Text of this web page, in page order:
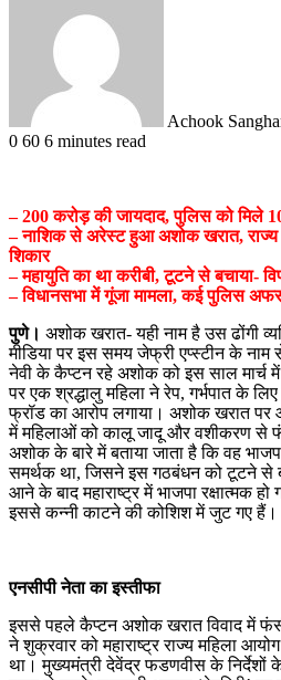
Achook
0 60 6 minutes read
– 200 करोड़ की जायदाद, पुलिस को मिले
– नाशिक से अरेस्ट हुआ अशोक खरात, राज्य
शिकार
– महायुति का था करीबी, टूटने से बचाया-
– विधानसभा में गूंजा मामला, कई पुलिस
पुणे। अशोक खरात- यही नाम है उस ढोंगी
मीडिया पर इस समय जेफ्री एप्स्टीन के नाम
नेवी के कैप्टन रहे अशोक को इस साल मार्च
पर एक श्रद्धालु महिला ने रेप, गर्भपात के
फ्रॉड का आरोप लगाया। अशोक खरात पर
में महिलाओं को कालू जादू और वशीकरण से
अशोक के बारे में बताया जाता है कि वह
समर्थक था, जिसने इस गठबंधन को टूटने से
आने के बाद महाराष्ट्र में भाजपा रक्षात्मक
इससे कन्नी काटने की कोशिश में जुट गए हैं।
एनसीपी नेता का इस्तीफा
इससे पहले कैप्टन अशोक खरात विवाद में
ने शुक्रवार को महाराष्ट्र राज्य महिला
था। मुख्यमंत्री देवेंद्र फडणवीस के निर्देशों